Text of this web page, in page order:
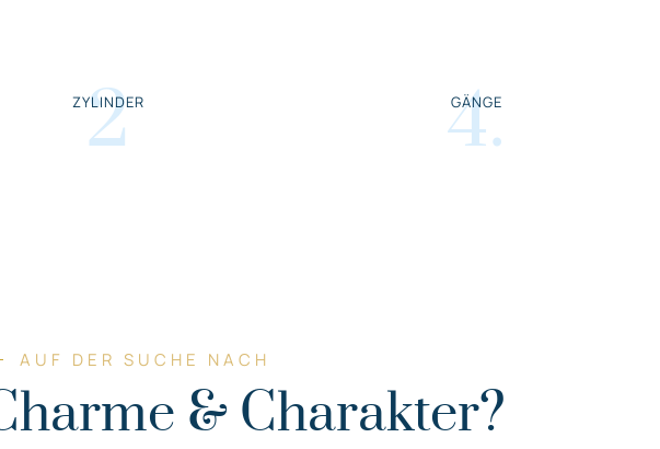
2
ZYLINDER 4.
GÄNGE
AUF DER SUCHE NACH
& Charakter?